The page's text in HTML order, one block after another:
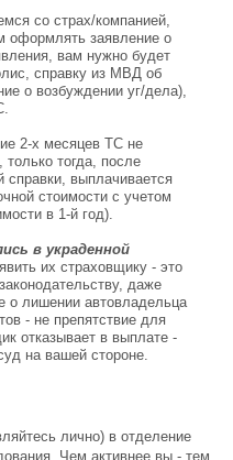
со страх/компанией,
оформлять заявление о
вам нужно будет
справку из МВД об
о возбуждении уг/дела),
2-х месяцев ТС не
тогда, после
справки, выплачивается
стоимости с учетом
в 1-й год).
в украденной
их страховщику - это
даже
о лишении автовладельца
- не препятствие для
отказывает в выплате -
на вашей стороне.
лично) в отделение
Чем активнее вы - тем